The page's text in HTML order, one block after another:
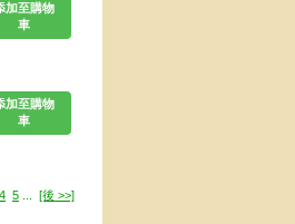
加至購物
車
加至購物
車
4 5 [後 >>]